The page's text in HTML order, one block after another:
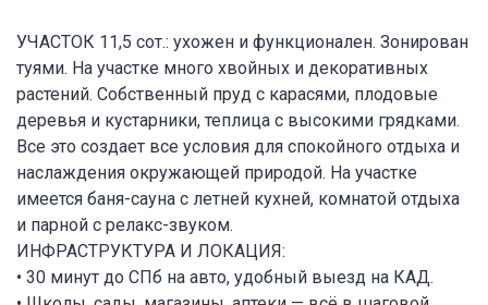
УЧАСТОК 11,5 сот.: ухожен и функционален. Зонирован
туями. На участке много хвойных и декоративных
растений. Собственный пруд с карасями, плодовые
деревья и кустарники, теплица с высокими грядками.
Все это создает все условия для спокойного отдыха и
наслаждения окружающей природой. На участке
имеется баня-сауна с летней кухней, комнатой отдыха
и парной с релакс-звуком.
ИНФРАСТРУКТУРА И ЛОКАЦИЯ:
• 30 минут до СПб на авто, удобный выезд на КАД.